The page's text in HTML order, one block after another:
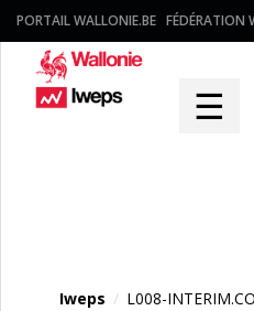
PORTAIL WALLONIE.BE FÉDÉRATION
☰
Iweps / L008-